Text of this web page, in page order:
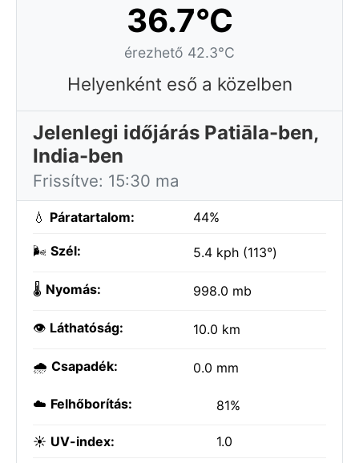
36.7°C
érezhető 42.3°C
Helyenként eső a közelben
Jelenlegi időjárás Patiāla-ben,
India-ben
Frissítve: 15:30 ma
💧 Páratartalom: 44%
🌬️ Szél: 5.4 kph (113°)
🌡️ Nyomás: 998.0 mb
👁️ Láthatóság: 10.0 km
🌧️ Csapadék: 0.0 mm
☁️ Felhőborítás: 81%
☀️ UV-index: 1.0